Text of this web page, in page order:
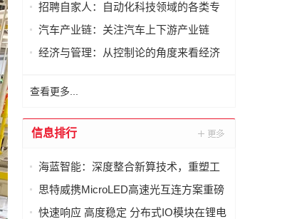
招聘自家人：自动化科技领域的各类专
家及人才需求资讯
汽车产业链：关注汽车上下游产业链
经济与管理：从控制论的角度来看经济
查看更多...
信息排行
海蓝智能：深度整合新算技术，重塑工
业读码器服务新标杆
思特威携MicroLED高速光互连方案重磅
亮相慕尼黑上海电子展
快速响应 高度稳定 分布式IO模块在锂电